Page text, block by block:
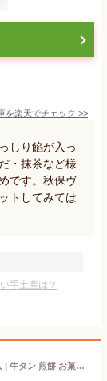
を楽天でチェック >>
しり餡が入っ
・抹茶など様
です。秋保ヴ
トしてみては
手土産は？
【P5倍◆7/11(土)1:59迄】牛たんせんべい 16袋入 | 牛タン 煎餅 お菓子 おやつ おつまみ 肉ギフト お肉 牛肉 誕生日プレゼント 贈り物 贈答用 お取り寄せグルメ お土産 食品 食べ物 内祝い お中元 御中元 夏ギフト 暑中見舞い 残暑見舞い 仙台 宮城 F-2